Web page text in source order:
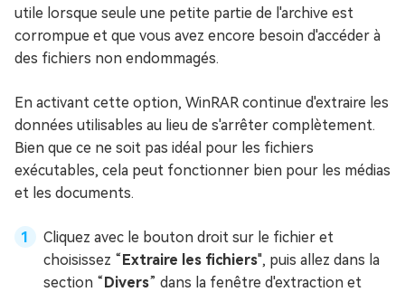
utile lorsque seule une petite partie de l'archive est
corrompue et que vous avez encore besoin d'accéder à
des fichiers non endommagés.
En activant cette option, WinRAR continue d'extraire les
données utilisables au lieu de s'arrêter complètement.
Bien que ce ne soit pas idéal pour les fichiers
exécutables, cela peut fonctionner bien pour les médias
et les documents.
Cliquez avec le bouton droit sur le fichier et
choisissez “Extraire les fichiers", puis allez dans la
section “Divers” dans la fenêtre d'extraction et